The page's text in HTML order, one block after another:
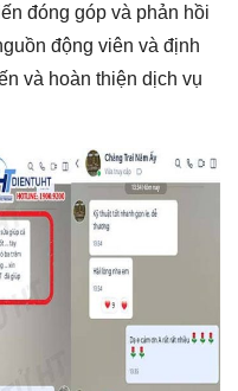
đóng góp và phản hồi
động viên và định
và hoàn thiện dịch vụ